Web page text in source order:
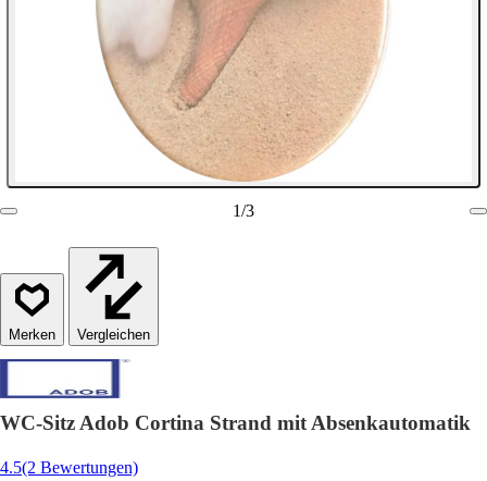
1/3
Vergleichen
WC-Sitz Adob Cortina Strand mit Absenkautomatik
4.5(2 Bewertungen)